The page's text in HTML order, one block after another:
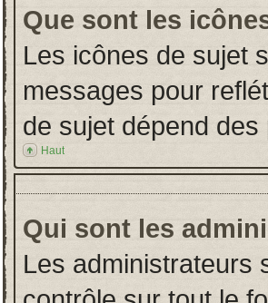
Que sont les
Les icônes de sujet
messages pour
de sujet dépend des
Haut
Qui sont les
Les administrateurs